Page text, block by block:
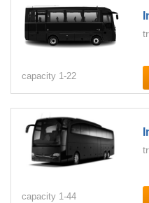
capacity 1-22
capacity 1-44